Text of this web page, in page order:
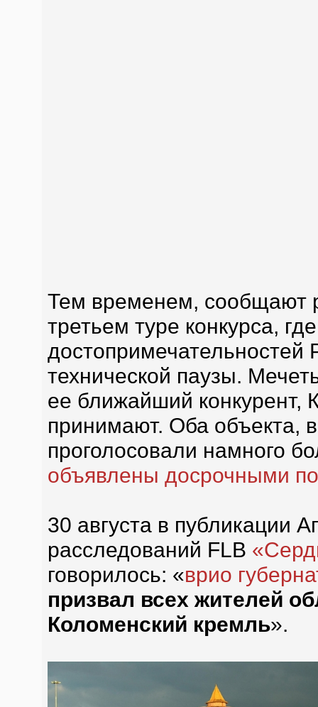
Тем временем, сообщают
третьем туре конкурса,
достопримечательностей
технической паузы.
ее ближайший конкурент,
принимают. Оба объекта,
проголосовали намного
объявлены досрочными
30 августа в публикации
расследований FLB
говорилось: «врио
призвал всех жителей
Коломенский кремль».